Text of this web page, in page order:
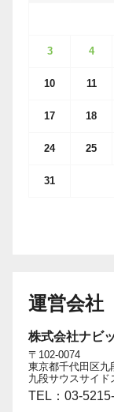
3 4
10 11
17 18
24 25
31
運営会社
株式会社ナビ
〒102-0074
東京都千代田区九
九段サウスサイド
TEL：03-